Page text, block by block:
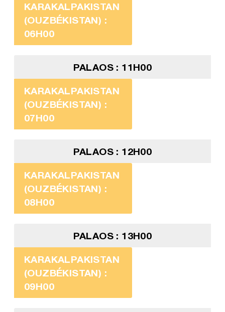
KARAKALPAKISTAN
(OUZBÉKISTAN) :
06H00
PALAOS : 11H00
KARAKALPAKISTAN
(OUZBÉKISTAN) :
07H00
PALAOS : 12H00
KARAKALPAKISTAN
(OUZBÉKISTAN) :
08H00
PALAOS : 13H00
KARAKALPAKISTAN
(OUZBÉKISTAN) :
09H00